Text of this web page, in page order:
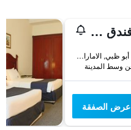
باليت - فندق توب ستارز
شارع المرور, أبو ظبي, الامارات العربية المتحدة
عرض الصفقة